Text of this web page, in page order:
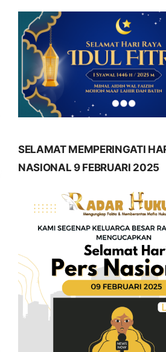
SELAMAT MEMPERINGATI
NASIONAL 9 FEBRUARI 2025